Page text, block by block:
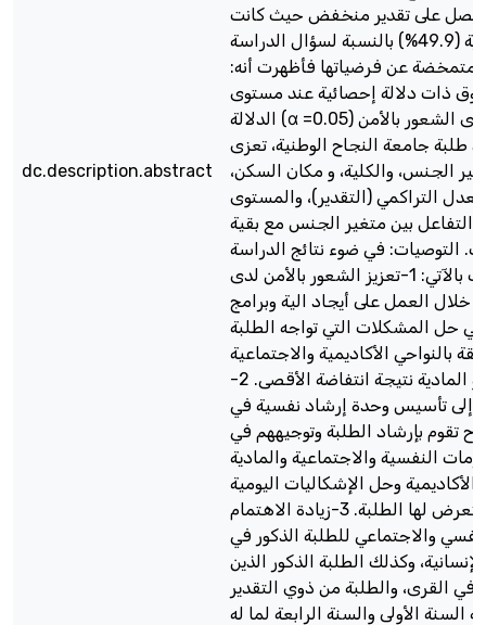
dc.description.abstract
حصل على تقدير منخفض حيث كانت
النسبة المئوية (49.9%) بالنسبة لسؤال الدراسة
المتمخضة عن فرضياتها فأظهرت أنه:
ذات دلالة إحصائية عند مستوى
الدلالة (α =0.05) في مستوى الشعور بالأمن
طلبة جامعة النجاح الوطنية، تعزى
الجنس، والكلية، و مكان السكن،
التراكمي (التقدير)، والمستوى
والتفاعل بين متغير الجنس مع بقية
التوصيات: في ضوء نتائج الدراسة
يوصى الباحث بالآتي: 1-تعزيز الشعور بالأمن لدى
خلال العمل على أيجاد الية وبرامج
حل المشكلات التي تواجه الطلبة
بالنواحي الأكاديمية والاجتماعية
والنفسية او المادية نتيجة انتفاضة الأقصى. 2-
إلى تأسيس وحدة إرشاد نفسية في
تقوم بإرشاد الطلبة وتوجيههم في
النفسية والاجتماعية والمادية
وحل الإشكاليات اليومية
التي يتعرض لها الطلبة. 3-زيادة الاهتمام
والاجتماعي للطلبة الذكور في
وكذلك الطلبة الذكور الذين
في القرى، والطلبة من ذوي التقدير
السنة الأولى والسنة الرابعة لما له